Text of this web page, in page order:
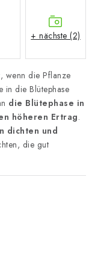
wenn die Pflanze
in die Blütephase
die Blütephase in
höheren Ertrag.
dichten und
die gut
+ nächste (2)